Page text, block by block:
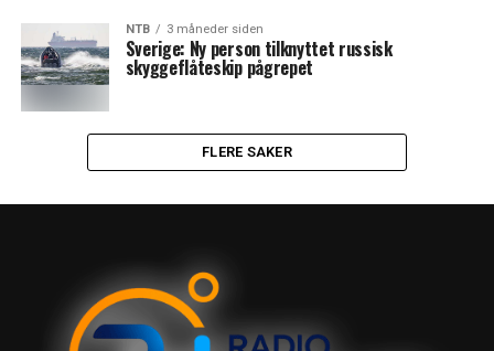
NTB 3 måneder siden
Sverige: Ny person tilknyttet russisk
skyggeflåteskip pågrepet
FLERE SAKER